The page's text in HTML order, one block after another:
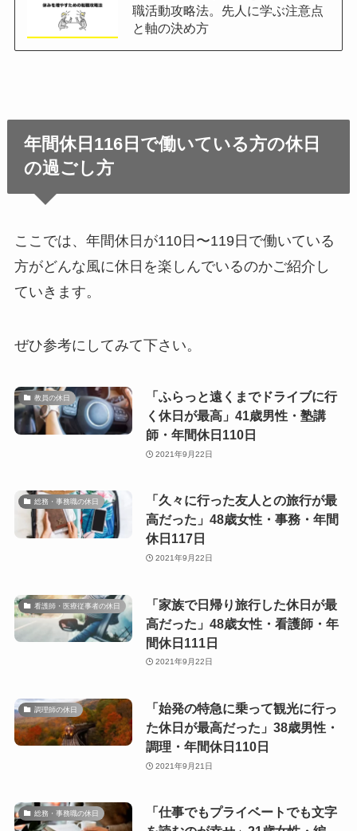
職活動攻略法。先人に学ぶ注意点
と軸の決め方
年間休日116日で働いている方の休日
の過ごし方
ここでは、年間休日が110日〜119日で働いている
方がどんな風に休日を楽しんでいるのかご紹介し
ていきます。
ぜひ参考にしてみて下さい。
教員の休日
「ふらっと遠くまでドライブに行
く休日が最高」41歳男性・塾講
師・年間休日110日
2021年9月22日
総務・事務職の休日
「久々に行った友人との旅行が最
高だった」48歳女性・事務・年間
休日117日
2021年9月22日
看護師・医療従事者の休日
「家族で日帰り旅行した休日が最
高だった」48歳女性・看護師・年
間休日111日
2021年9月22日
調理師の休日
「始発の特急に乗って観光に行っ
た休日が最高だった」38歳男性・
調理・年間休日110日
2021年9月21日
総務・事務職の休日
「仕事でもプライベートでも文字